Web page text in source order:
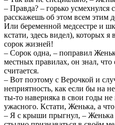
– Правда? – горько
расскажешь об этом всем этим
Или беременной медсестре и
кстати, здесь видел), которых я
сорок жизней!
– Сорок одна, – поправил
местных правилах, он знал, что
считается.
– Вот поэтому с Верочкой и
неприятность, как если бы на
ты-то наверняка в свои годы
ужасного. Кстати, Женька, а
– Я с крыши прыгнул, –